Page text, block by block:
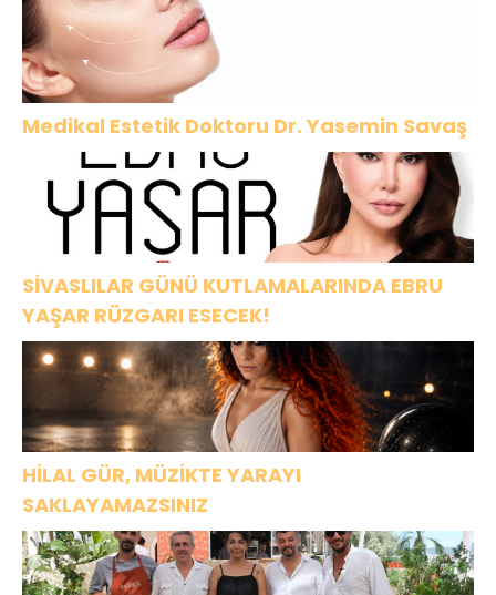
Medikal Estetik Doktoru Dr. Yasemin Savaş
SİVASLILAR GÜNÜ KUTLAMALARINDA EBRU
YAŞAR RÜZGARI ESECEK!
HİLAL GÜR, MÜZİKTE YARAYI
SAKLAYAMAZSINIZ